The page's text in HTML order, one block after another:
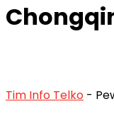
Tim Info Telko -